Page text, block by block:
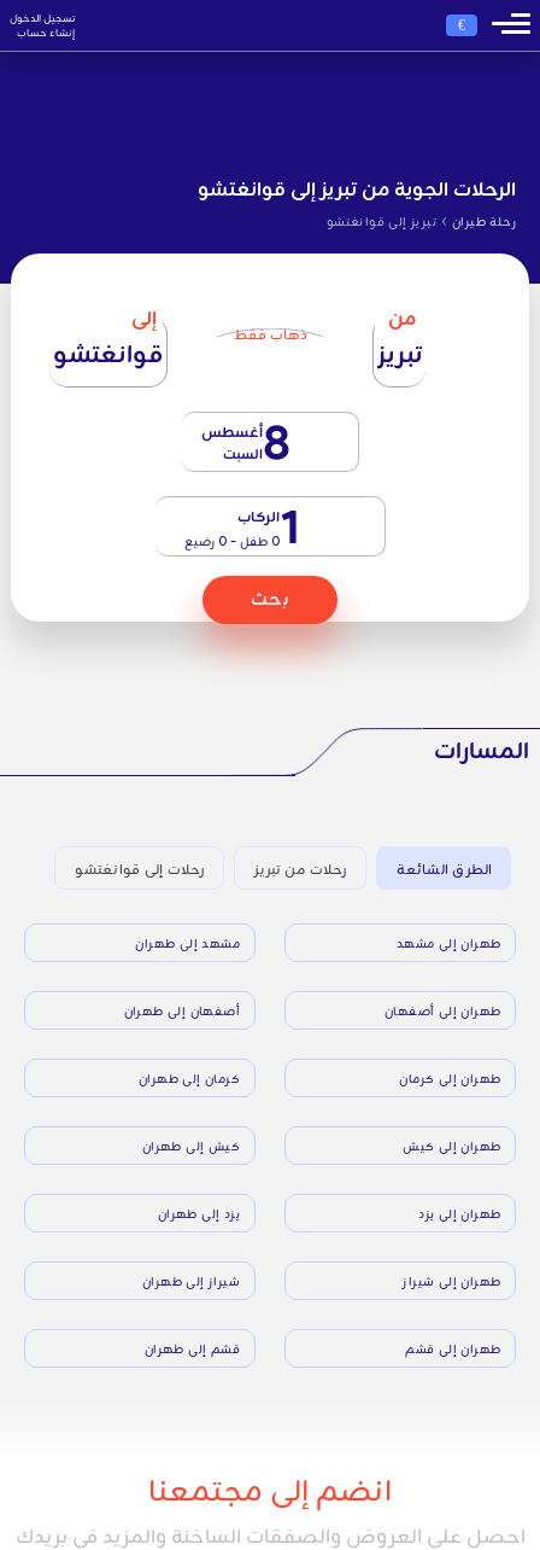
€
تسجيل الدخول
إنشاء حساب
الرحلات الجوية من تبريز إلى قوانغتشو
رحلة طيران › تبريز إلى قوانغتشو
من
تبريز ذهاب فقط
إلى
قوانغتشو
8أغسطس
السبت
1الركاب
0 طفل - 0 رضيع
بحث
المسارات
الطرق الشائعة رحلات من تبريز رحلات إلى قوانغتشو
طهران إلى مشهد مشهد إلى طهران
طهران إلى أصفهان أصفهان إلى طهران
طهران إلى كرمان كرمان إلى طهران
طهران إلى كيش كيش إلى طهران
طهران إلى يزد يزد إلى طهران
طهران إلى شيراز شيراز إلى طهران
طهران إلى قشم قشم إلى طهران
انضم إلى مجتمعنا
احصل على العروض والصفقات الساخنة والمزيد في بريدك